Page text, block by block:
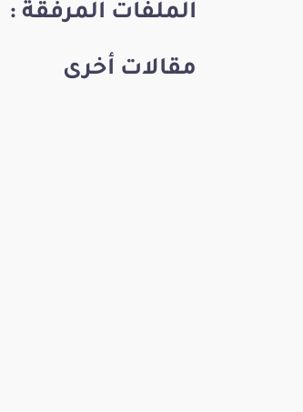
الملفات المرفقة :
مقالات أخرى